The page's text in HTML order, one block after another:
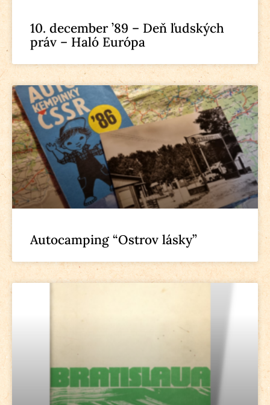
10. december ’89 – Deň ľudských
práv – Haló Európa
Autocamping “Ostrov lásky”